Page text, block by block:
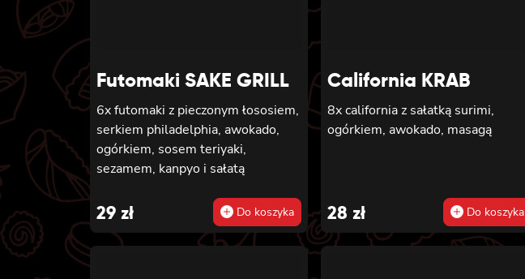
Futomaki SAKE GRILL
6x futomaki z pieczonym łososiem,
serkiem philadelphia, awokado,
ogórkiem, sosem teriyaki,
sezamem, kanpyo i sałatą
29 zł Do koszyka
California KRAB
8x california z sałatką surimi,
ogórkiem, awokado, masagą
28 zł Do koszyka